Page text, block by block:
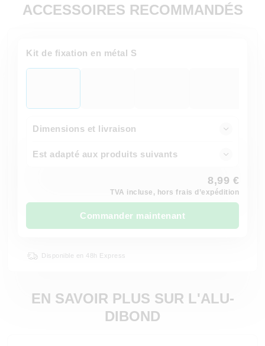
ACCESSOIRES RECOMMANDÉS
Kit de fixation en métal S
Dimensions et livraison
Est adapté aux produits suivants
8,99 €
TVA incluse, hors frais d’expédition
Commander maintenant
Disponible en 48h Express
EN SAVOIR PLUS SUR L'ALU-
DIBOND